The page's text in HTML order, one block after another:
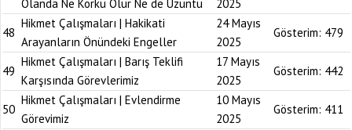
Olanda Ne Korku Olur Ne de Üzüntü 2025
48
Hikmet Çalışmaları | Hakikati
Arayanların Önündeki Engeller
24 Mayıs
2025
Gösterim: 479
49
Hikmet Çalışmaları | Barış Teklifi
Karşısında Görevlerimiz
17 Mayıs
2025
Gösterim: 442
50
Hikmet Çalışmaları | Evlendirme
Görevimiz
10 Mayıs
2025
Gösterim: 411